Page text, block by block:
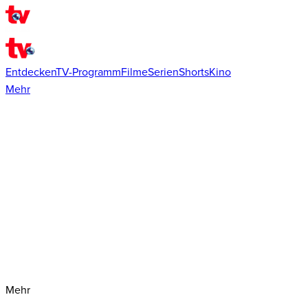
EntdeckenTV-ProgrammFilmeSerienShortsKino
Mehr
Mehr